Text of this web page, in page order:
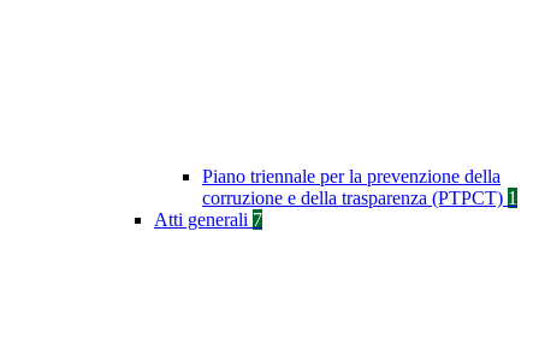
Piano triennale per la prevenzione della
corruzione e della trasparenza (PTPCT) 1
Atti generali 7